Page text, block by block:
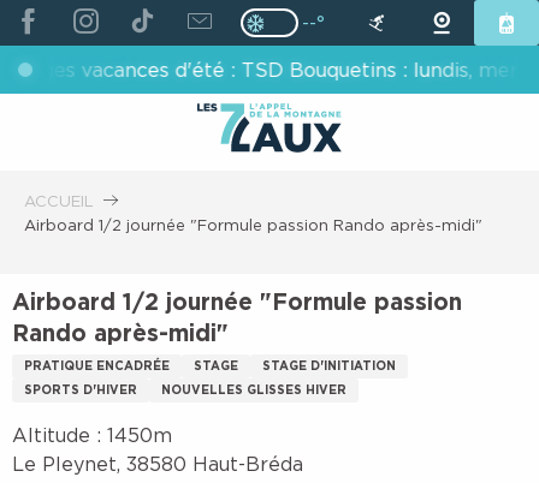
ALLER
AU
CONTENU
PRINCIPAL
Page D’accueil Actuelle Hiver :
Page D’accueil Actuelle
vacances d'été : TSD Bouquetins : lundis, mercredis,
--°
ACCUEIL
Airboard 1/2 journée "Formule passion Rando après-midi"
Airboard 1/2 journée "Formule passion
Rando après-midi"
PRATIQUE ENCADRÉE STAGE
STAGE D'INITIATION
SPORTS D'HIVER
NOUVELLES GLISSES HIVER
Altitude : 1450m
Le Pleynet, 38580 Haut-Bréda